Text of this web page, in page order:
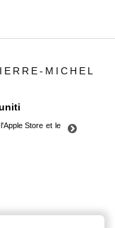
MICHEL
Store et le